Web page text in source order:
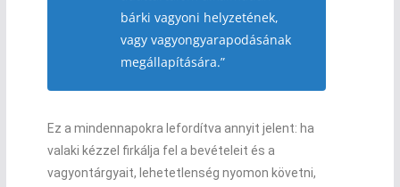
bárki vagyoni helyzetének,
vagy vagyongyarapodásának
megállapítására.”
Ez a mindennapokra lefordítva annyit jelent: ha
valaki kézzel firkálja fel a bevételeit és a
vagyontárgyait, lehetetlenség nyomon követni,